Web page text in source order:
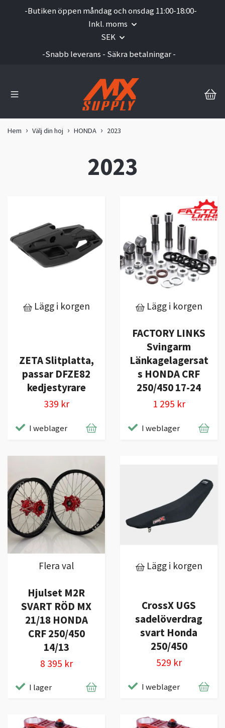
-Butiken öppen måndag och onsdag 11:00-18:00-
Inkl. moms
SEK
-Snabb leverans - Säkra betalningar -
Hem Välj din hoj HONDA 2023
2023
Lägg i korgen
ZETA Slitplatta,
passar DFZE82
kedjestyrare
339 kr
I weblager
Lägg i korgen
FACTORY LINKS
Svingarm
Länkagelagersat
s HONDA CRF
250/450 17-24
1 295 kr
I weblager
Flera val
Hjulset M2R
SVART RÖD MX
21/18 HONDA
CRF 250/450
14/13
8 395 kr
I lager
Lägg i korgen
CrossX UGS
sadelöverdrag
svart Honda
250/450
529 kr
I weblager